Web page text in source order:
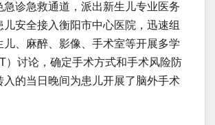
急诊急救通道，派出新生儿专业医务
儿安全接入衡阳市中心医院，迅速组
儿、麻醉、影像、手术室等开展多学
）讨论，确定手术方式和手术风险防
入的当日晚间为患儿开展了脑外手术